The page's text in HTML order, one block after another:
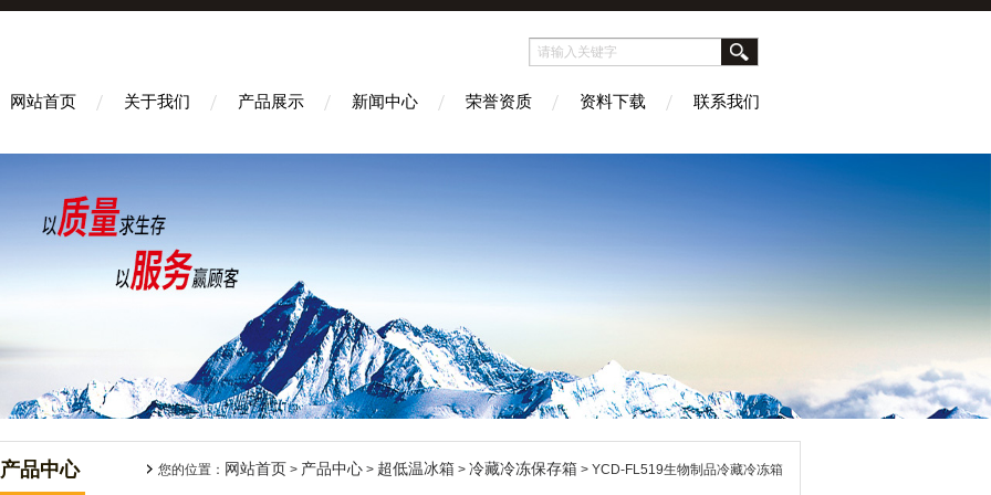
网站首页 关于我们 产品展示 新闻中心 荣誉资质 资料下载 联系我们
产品中心 您的位置： 网站首页 > 产品中心 > 超低温冰箱 > 冷藏冷冻保存箱 > YCD-FL519生物制品冷藏冷冻箱